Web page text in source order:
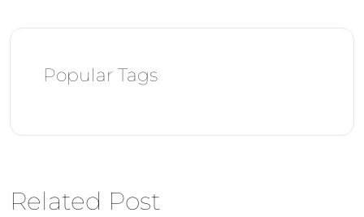
Popular Tags
Related Post